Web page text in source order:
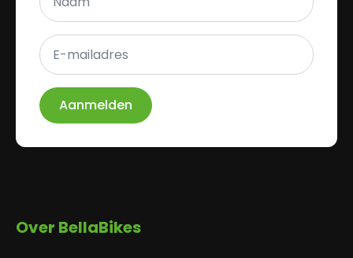
E-
mailadres
*
Aanmelden
Over BellaBikes